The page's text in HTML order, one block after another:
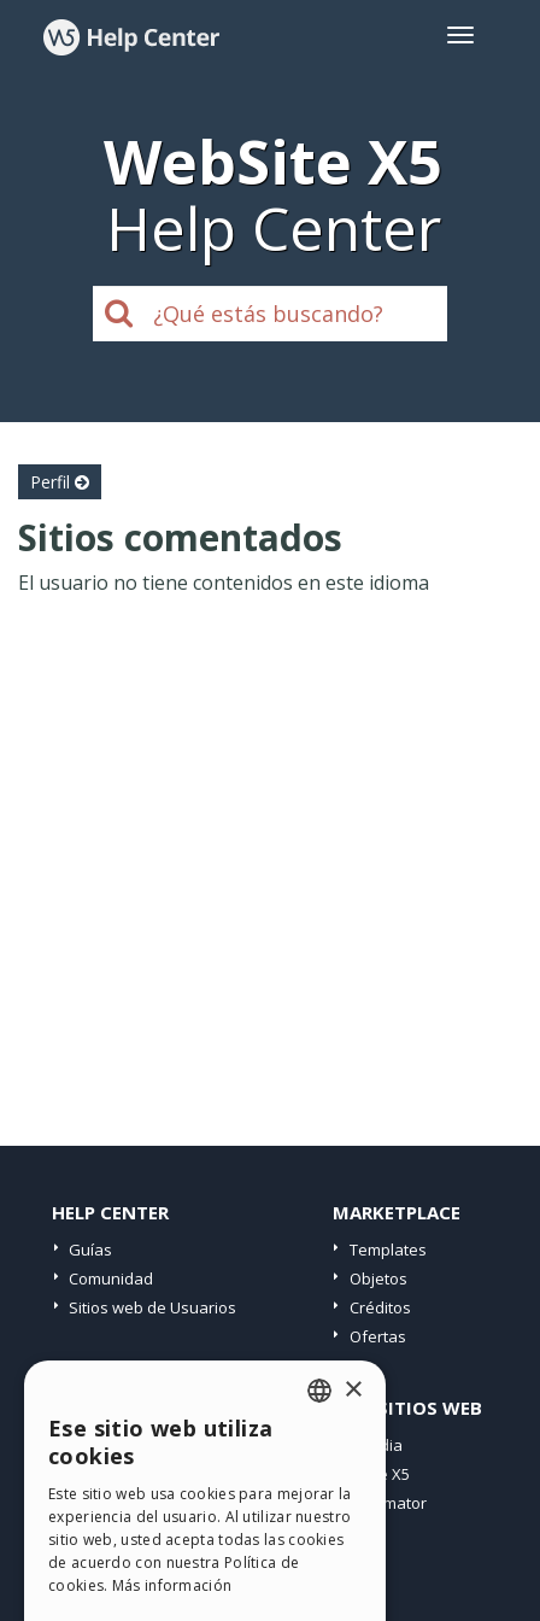
WebSite X5
Help Center
Perfil
Sitios comentados
El usuario no tiene contenidos en este idioma
HELP CENTER
Guías
Comunidad
Sitios web de Usuarios
MARKETPLACE
Templates
Objetos
Créditos
Ofertas
Mis post
Mis download
Espacio Web
Mis Créditos
OTROS SITIOS WEB
Incomedia
WebSite X5
WebAnimator
GERMAN
SPANISH
×
Ese sitio web utiliza
cookies
Este sitio web usa cookies para mejorar la
experiencia del usuario. Al utilizar nuestro
sitio web, usted acepta todas las cookies
de acuerdo con nuestra Política de
cookies. Más información